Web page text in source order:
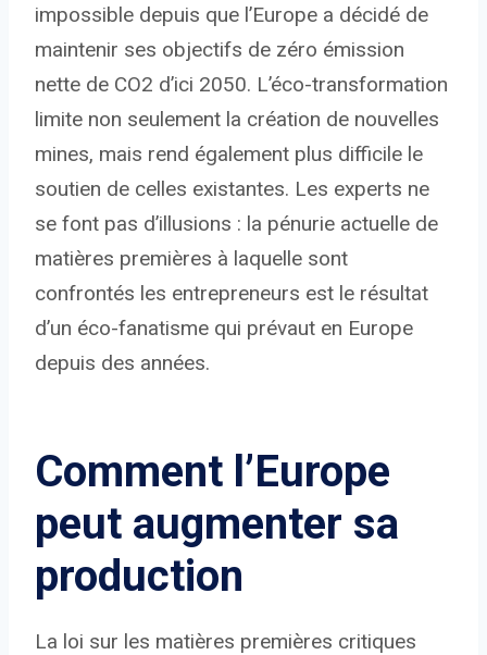
impossible depuis que l’Europe a décidé de
maintenir ses objectifs de zéro émission
nette de CO2 d’ici 2050. L’éco-transformation
limite non seulement la création de nouvelles
mines, mais rend également plus difficile le
soutien de celles existantes. Les experts ne
se font pas d’illusions : la pénurie actuelle de
matières premières à laquelle sont
confrontés les entrepreneurs est le résultat
d’un éco-fanatisme qui prévaut en Europe
depuis des années.
Comment l’Europe
peut augmenter sa
production
La loi sur les matières premières critiques